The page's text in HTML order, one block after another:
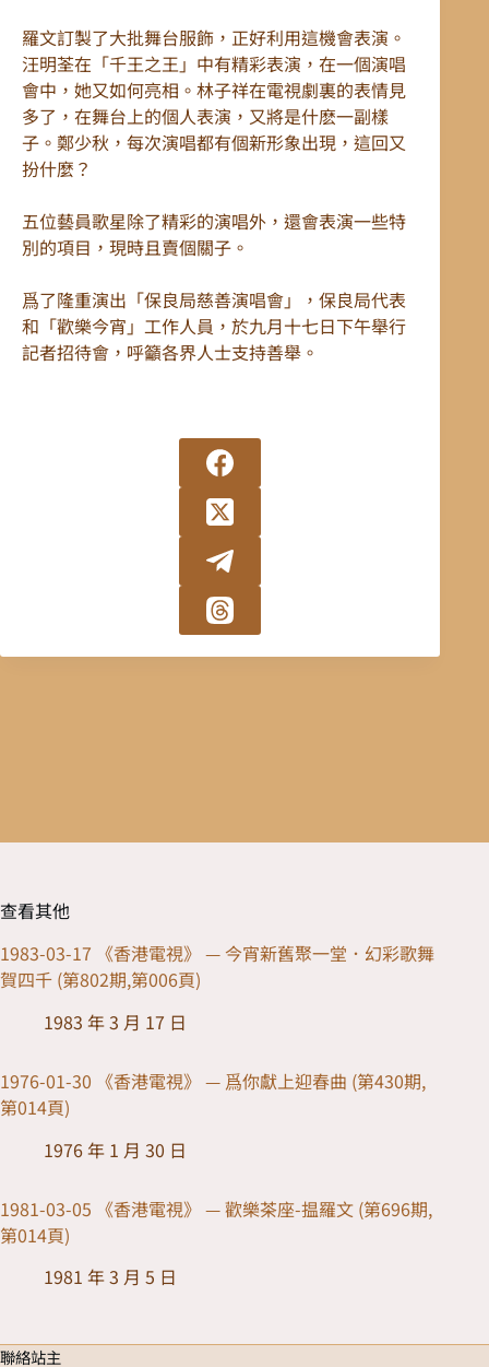
羅文訂製了大批舞台服飾，正好利用這機會表演。
汪明荃在「千王之王」中有精彩表演，在一個演唱
會中，她又如何亮相。林子祥在電視劇裏的表情見
多了，在舞台上的個人表演，又將是什麽一副樣
子。鄭少秋，每次演唱都有個新形象出現，這回又
扮什麼？
五位藝員歌星除了精彩的演唱外，還會表演一些特
別的項目，現時且賣個關子。
爲了隆重演出「保良局慈善演唱會」，保良局代表
和「歡樂今宵」工作人員，於九月十七日下午舉行
記者招待會，呼籲各界人士支持善舉。
查看其他
1983-03-17 《香港電視》 — 今宵新舊聚一堂．幻彩歌舞
賀四千 (第802期,第006頁)
1983 年 3 月 17 日
1976-01-30 《香港電視》 — 爲你獻上迎春曲 (第430期,
第014頁)
1976 年 1 月 30 日
1981-03-05 《香港電視》 — 歡樂茶座-揾羅文 (第696期,
第014頁)
1981 年 3 月 5 日
聯絡站主